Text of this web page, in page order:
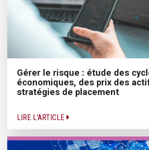
Gérer le risque : étude des
économiques, des prix des
stratégies de placement
LIRE L'ARTICLE